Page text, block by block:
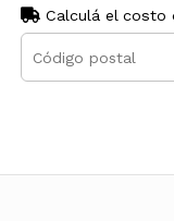
Calculá el costo